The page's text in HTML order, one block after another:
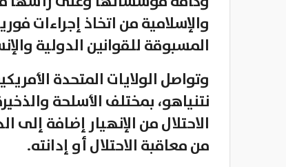
والإسلامية من اتخاذ إجراءات
المسبوقة للقوانين الدولية
وتواصل الولايات المتحدة
نتنياهو، بمختلف الأسلحة
الاحتلال من الإنهيار إضافة
من معاقبة الاحتلال أو إدانته.